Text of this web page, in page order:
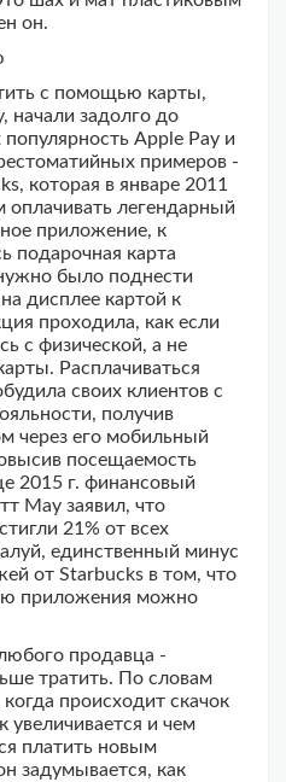
он.
с помощью карты,
начали задолго до
Apple Pay и
примеров -
которая в январе 2011
оплачивать легендарный
приложение, к
подарочная карта
было поднести
дисплее картой к
проходила, как если
с физической, а не
Расплачиваться
своих клиентов с
получив
через его мобильный
посещаемость
2015 г. финансовый
Мау заявил, что
21% от всех
единственный минус
от Starbucks в том, что
приложения можно
продавца -
тратить. По словам
происходит скачок
увеличивается и чем
платить новым
задумывается, как